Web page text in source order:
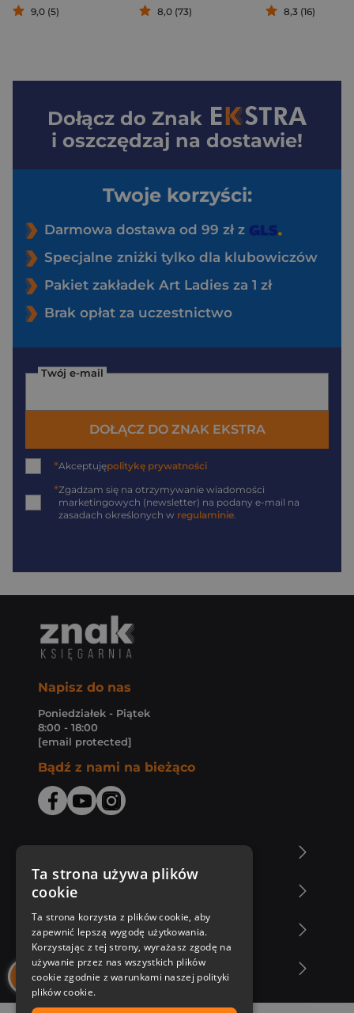
9,0 (5) 8,0 (73) 8,3 (16)
Dołącz do Znak
i oszczędzaj na dostawie!
Twoje korzyści:
Darmowa dostawa od 99 zł z
Specjalne zniżki tylko dla klubowiczów
Pakiet zakładek Art Ladies za 1 zł
Brak opłat za uczestnictwo
Twój e-mail
DOŁĄCZ DO ZNAK EKSTRA
*Akceptujępolitykę prywatności
*Zgadzam się na otrzymywanie wiadomości
marketingowych (newsletter) na podany e-mail na
zasadach określonych w regulaminie.
Napisz do nas
Poniedziałek - Piątek
8:00 - 18:00
[email protected]
Bądź z nami na bieżąco
Zakupy u nas
Nasza oferta
Nasi autorzy
Ta strona używa plików
cookie
Ta strona korzysta z plików cookie, aby
zapewnić lepszą wygodę użytkowania.
Korzystając z tej strony, wyrażasz zgodę na
używanie przez nas wszystkich plików
cookie zgodnie z warunkami naszej polityki
plików cookie.